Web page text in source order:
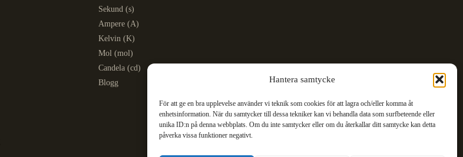
Hantera samtycke
För att ge en bra upplevelse använder vi teknik som cookies för att lagra och/eller komma åt
enhetsinformation. När du samtycker till dessa tekniker kan vi behandla data som surfbeteende eller
unika ID:n på denna webbplats. Om du inte samtycker eller om du återkallar ditt samtycke kan detta
påverka vissa funktioner negativt.
Sekund (s)
Ampere (A)
Kelvin (K)
Mol (mol)
Candela (cd)
Blogg